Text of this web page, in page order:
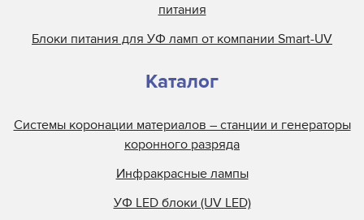
питания
Блоки питания для УФ ламп от компании Smart-UV
Каталог
Системы коронации материалов – станции и генераторы
коронного разряда
Инфракрасные лампы
УФ LED блоки (UV LED)